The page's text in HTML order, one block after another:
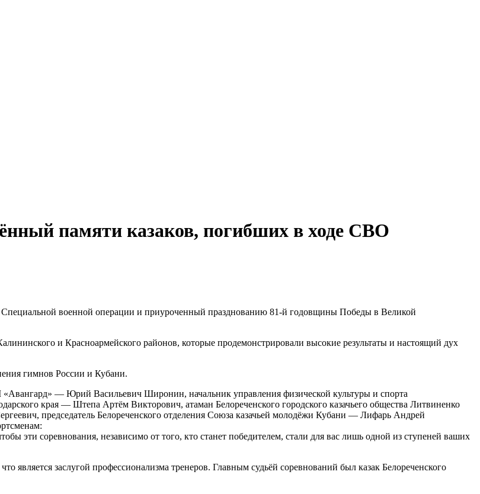
памяти казаков, погибших в ходе СВО
военной операции и приуроченный празднованию 81-й годовщины Победы в Великой
и Красноармейского районов, которые продемонстрировали высокие результаты и настоящий дух
гимнов России и Кубани.
— Юрий Васильевич Широнин, начальник управления физической культуры и спорта
края — Штепа Артём Викторович, атаман Белореченского городского казачьего общества Литвиненко
председатель Белореченского отделения Союза казачьей молодёжи Кубани — Лифарь Андрей
эти соревнования, независимо от того, кто станет победителем, стали для вас лишь одной из ступеней ваших
является заслугой профессионализма тренеров. Главным судьёй соревнований был казак Белореченского